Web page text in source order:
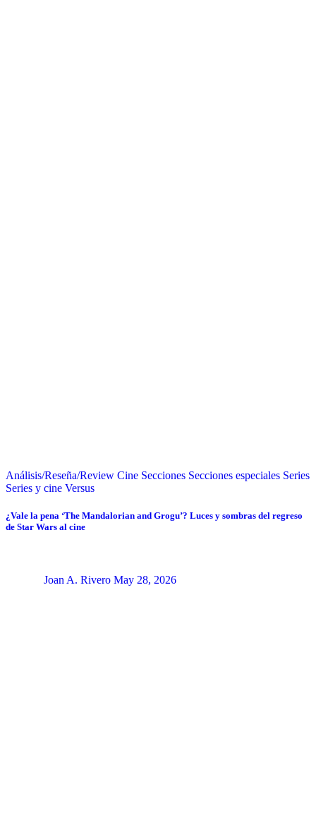
Análisis/Reseña/Review Cine Secciones Secciones especiales Series
Series y cine Versus
¿Vale la pena ‘The Mandalorian and Grogu’? Luces y sombras del regreso
de Star Wars al cine
Joan A. Rivero May 28, 2026